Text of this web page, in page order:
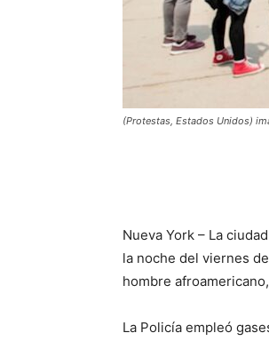
(Protestas, Estados Unidos)
Nueva York – La
la noche del viernes
hombre
La Policía empleó